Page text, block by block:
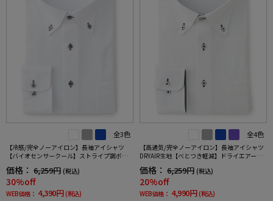
全3色
【冷感/完全ノーアイロン】長袖アイシャツ
【バイオセンサークール】ストライプ調ボタ
効果吸汗速乾ワイシャツ春夏
価格： 6,259円 (税込)
30%off
WEB価格： 4,390円 (税込)
全4色
【高通気/完全ノーアイロン】長袖アイシャツ
DRYAIR生地【べとつき軽減】ドライエアー刺
トレッチ防汚効果吸汗速乾ワイシャツ春夏
価格： 6,259円 (税込)
20%off
WEB価格： 4,990円 (税込)